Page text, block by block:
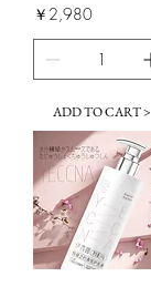
価格
￥2,980
ADD TO CART >